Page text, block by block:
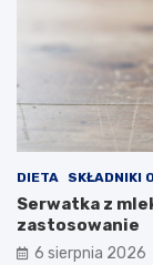
t
b
e
z
i
e
c
z
DIETA SKŁADNIKI
Serwatka z
zastosowanie
6 sierpnia 2026